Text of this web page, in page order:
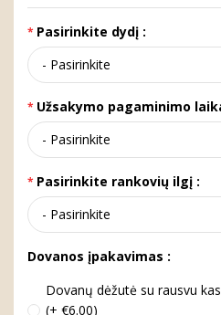
Pasirinkite dydį :
Užsakymo pagaminimo
Pasirinkite rankovių ilgį :
Dovanos įpakavimas :
Dovanų dėžutė su rausvu
(+ €6.00)